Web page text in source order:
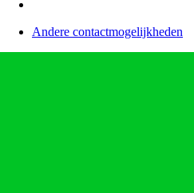
Andere contactmogelijkheden